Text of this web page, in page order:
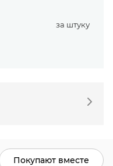
за штуку
Покупают вместе